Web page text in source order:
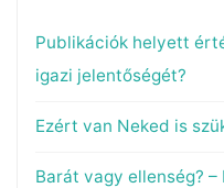
Publikációk helyett
igazi jelentőségét?
Ezért van Neked is
Barát vagy ellenség?